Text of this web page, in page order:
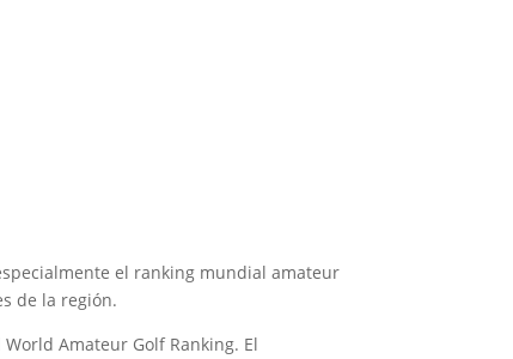
el ranking mundial amateur
de la región.
Amateur Golf Ranking. El